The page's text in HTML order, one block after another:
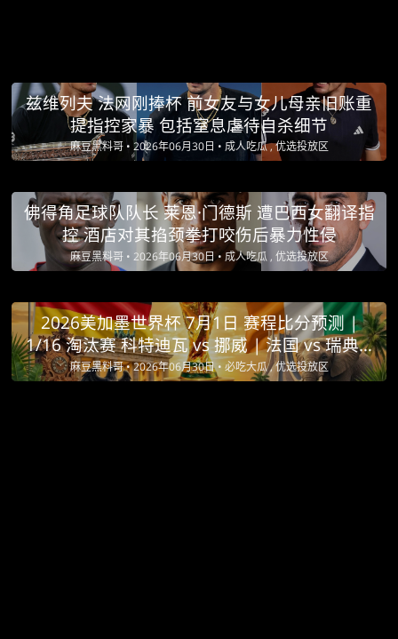
兹维列夫 法网刚捧杯 前女友与女儿母亲旧账重
提指控家暴 包括窒息虐待自杀细节
麻豆黑料哥 • 2026年06月30日 • 成人吃瓜 , 优选投放区
佛得角足球队队长 莱恩·门德斯 遭巴西女翻译指
控 酒店对其掐颈拳打咬伤后暴力性侵
麻豆黑料哥 • 2026年06月30日 • 成人吃瓜 , 优选投放区
2026美加墨世界杯 7月1日 赛程比分预测 |
1/16 淘汰赛 科特迪瓦 vs 挪威 | 法国 vs 瑞典 |
墨西哥 vs 厄瓜多尔
麻豆黑料哥 •2026年06月30日 • 必吃大瓜 , 优选投放区